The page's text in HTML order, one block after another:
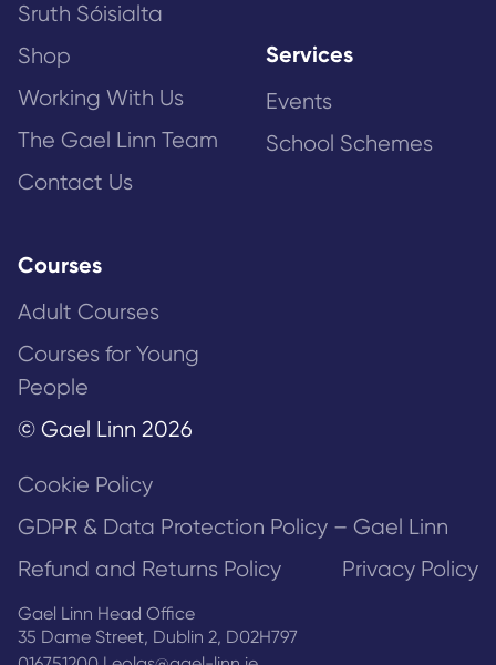
Sruth Sóisialta
Shop
Working With Us
The Gael Linn Team
Contact Us
Services
Events
School Schemes
Courses
Adult Courses
Courses for Young
People
© Gael Linn 2026
Cookie Policy
GDPR & Data Protection Policy – Gael Linn
Refund and Returns Policy
Privacy Policy
Gael Linn Head Office
35 Dame Street, Dublin 2, D02H797